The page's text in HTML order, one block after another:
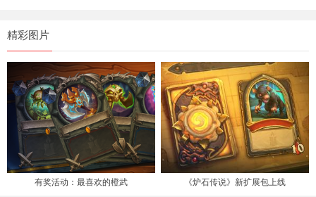
精彩图片
有奖活动：最喜欢的橙武 《炉石传说》新扩展包上线